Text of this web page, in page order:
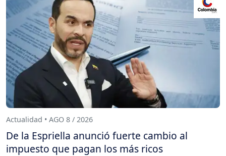
Actualidad • AGO 8 / 2026
De la Espriella anunció fuerte cambio al
impuesto que pagan los más ricos